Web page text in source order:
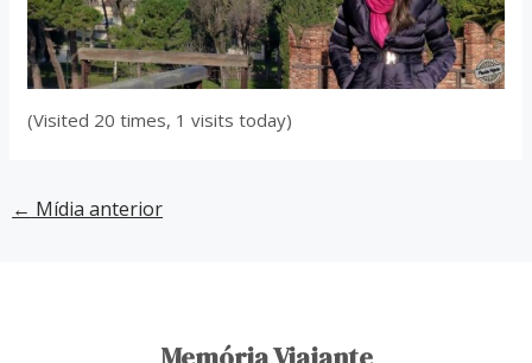
(Visited 20 times, 1 visits today)
← Mídia anterior